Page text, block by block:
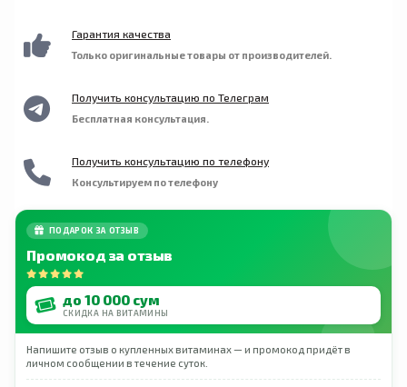
использовать, если на упаковке присутствуют
следы вскрытия или защитная пленка
повреждена. Хранить при комнатной
потемнеет. Это не влияет на эффективность
продукта.
Гарантия качества
Только оригинальные товары от производителей.
Получить консультацию по Телеграм
Бесплатная консультация.
Получить консультацию по телефону
Консультируем по телефону
ПОДАРОК ЗА ОТЗЫВ
Промокод за отзыв
до 10 000 сум
СКИДКА НА ВИТАМИНЫ
Напишите отзыв о купленных витаминах — и промокод придёт в
личном сообщении в течение суток.